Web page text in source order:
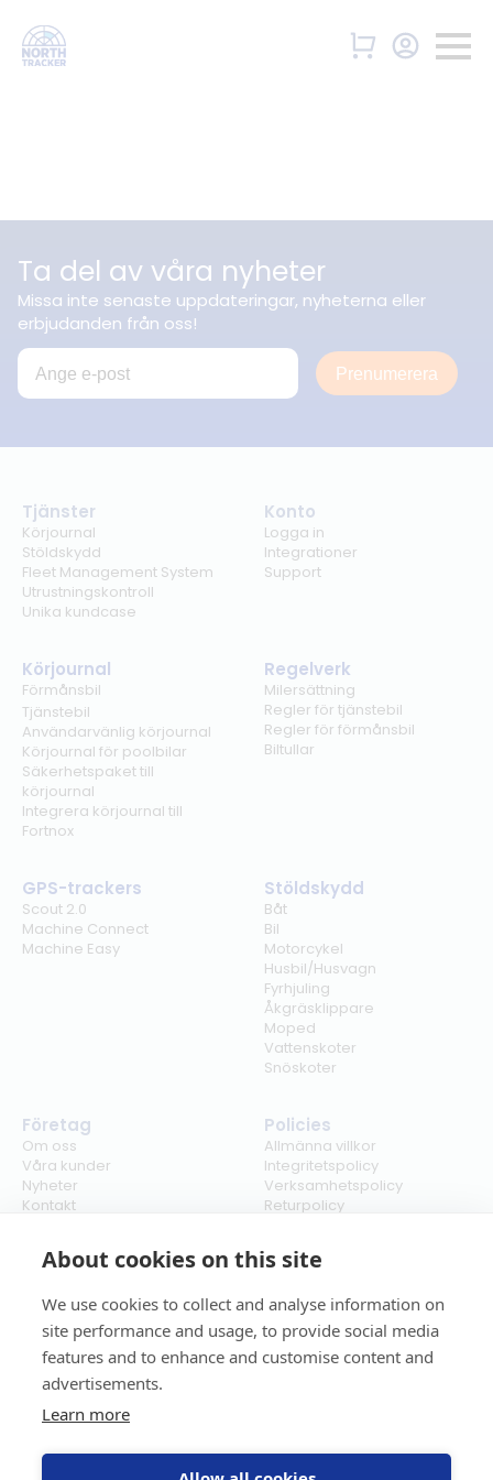
About cookies on this site
We use cookies to collect and analyse information on
site performance and usage, to provide social media
features and to enhance and customise content and
advertisements.
Learn more
Ta del av våra nyheter
Missa inte senaste uppdateringar, nyheterna eller
erbjudanden från oss!
Prenumerera
Tjänster
Körjournal
Stöldskydd
Fleet Management System
Utrustningskontroll
Unika kundcase
Konto
Logga in
Integrationer
Support
Körjournal
Förmånsbil
Tjänstebil
Användarvänlig körjournal
Körjournal för poolbilar
Säkerhetspaket till
körjournal
Integrera körjournal till
Fortnox
Regelverk
Milersättning
Regler för tjänstebil
Regler för förmånsbil
Biltullar
GPS-trackers
Scout 2.0
Machine Connect
Machine Easy
Stöldskydd
Båt
Bil
Motorcykel
Husbil/Husvagn
Fyrhjuling
Åkgräsklippare
Moped
Vattenskoter
Snöskoter
Företag
Om oss
Våra kunder
Nyheter
Kontakt
Policies
Allmänna villkor
Integritetspolicy
Verksamhetspolicy
Returpolicy
Cookies